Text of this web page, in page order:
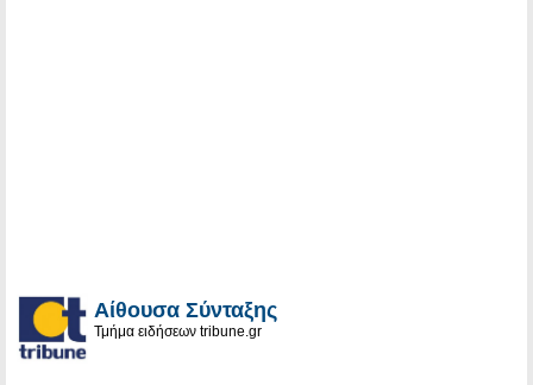
Αίθουσα Σύνταξης
Τμήμα ειδήσεων tribune.gr